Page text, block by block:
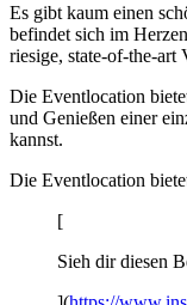
Es gibt kaum einen
befindet sich im
riesige, state-of-the-art
Die Eventlocation
und Genießen einer
kannst.
Die Eventlocation
[
Sieh dir diesen